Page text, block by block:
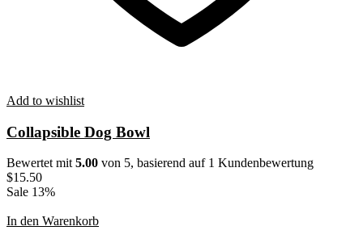
Add to wishlist
Collapsible Dog Bowl
Bewertet mit5.00 von 5, basierend auf 1 Kundenbewertung
$15.50
Sale 13%
In den Warenkorb